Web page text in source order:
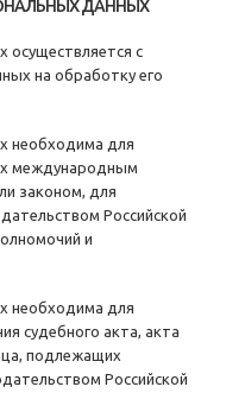
ДАННЫХ
осуществляется с
на обработку его
необходима для
международным
законом, для
Российской
и
необходима для
судебного акта, акта
подлежащих
Российской